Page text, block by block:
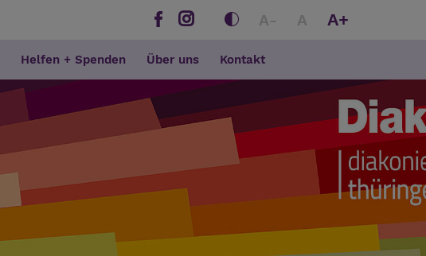
A- A A+
Helfen + Spenden Über uns Kontakt